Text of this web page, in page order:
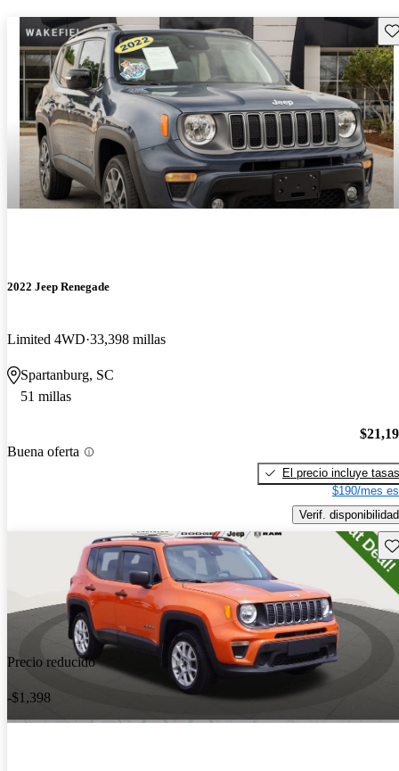
2022 Jeep Renegade
Limited 4WD 33,398 millas
Spartanburg, SC
51 millas
Buena oferta
El precio incluye tasas
$190/mes
Verif. disponibilidad
Precio reducido
-$1,398